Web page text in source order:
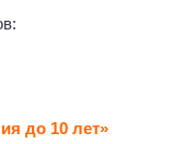
до 10 лет»